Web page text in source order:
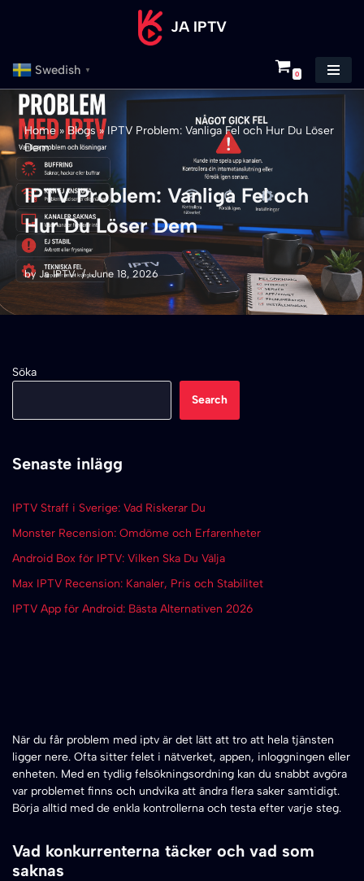
content
JA IPTV
Swedish ▼ 0
Home» Blogs»IPTV Problem: Vanliga Fel och Hur Du Löser
Dem
IPTV Problem: Vanliga Fel och
Hur Du Löser Dem
by Ja IPTV June 18, 2026
Söka
Search
Senaste inlägg
IPTV Straff i Sverige: Vad Riskerar Du
Monster Recension: Omdöme och Erfarenheter
Android Box för IPTV: Vilken Ska Du Välja
Max IPTV Recension: Kanaler, Pris och Stabilitet
IPTV App för Android: Bästa Alternativen 2026
När du får problem med iptv är det lätt att tro att hela tjänsten
ligger nere. Ofta sitter felet i nätverket, appen, inloggningen eller
enheten. Med en tydlig felsökningsordning kan du snabbt avgöra
var problemet finns och undvika att ändra flera saker samtidigt.
Börja alltid med de enkla kontrollerna och testa efter varje steg.
Vad konkurrenterna täcker och vad som
saknas